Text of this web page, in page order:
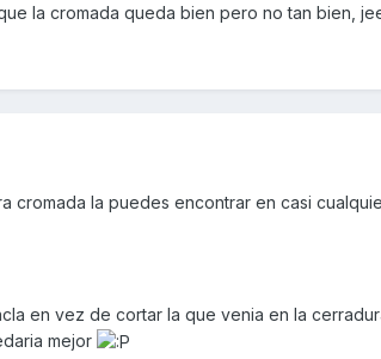
la cromada queda bien pero no tan bien,
cromada la puedes encontrar en casi
en vez de cortar la que venia en la
mejor